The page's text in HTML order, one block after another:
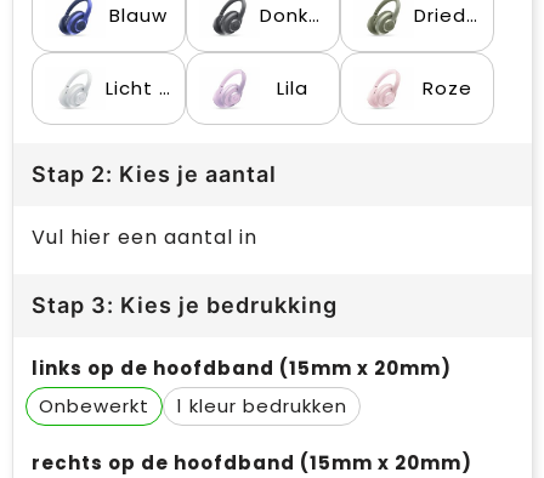
Blauw Donker Grijs Dried Green
Licht Grijs Lila Roze
Stap 2: Kies je aantal
Vul hier een aantal in
Stap 3: Kies je bedrukking
links op de hoofdband (15mm x 20mm)
Onbewerkt
1
rechts op de hoofdband (15mm x 20mm)